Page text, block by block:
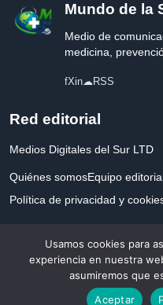
Mundo de la
Medio de
medicina,
fXin☁RSS
Red editorial
Medios Digitales del Sur LTD
Quiénes somosEquipo
Política de privacidad y
© 2026 Mundo de la Salud. Todos
Usamos cookies para
experiencia en nuestra
asumiremos que
Aceptar